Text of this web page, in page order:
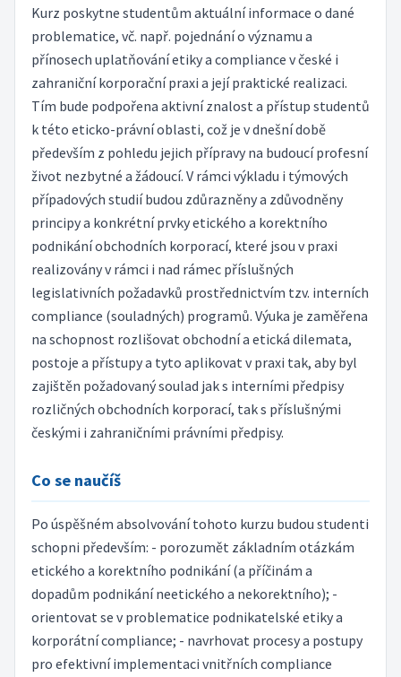
Kurz poskytne studentům aktuální informace o dané
problematice, vč. např. pojednání o významu a
přínosech uplatňování etiky a compliance v české i
zahraniční korporační praxi a její praktické realizaci.
Tím bude podpořena aktivní znalost a přístup studentů
k této eticko-právní oblasti, což je v dnešní době
především z pohledu jejich přípravy na budoucí profesní
život nezbytné a žádoucí. V rámci výkladu i týmových
případových studií budou zdůrazněny a zdůvodněny
principy a konkrétní prvky etického a korektního
podnikání obchodních korporací, které jsou v praxi
realizovány v rámci i nad rámec příslušných
legislativních požadavků prostřednictvím tzv. interních
compliance (souladných) programů. Výuka je zaměřena
na schopnost rozlišovat obchodní a etická dilemata,
postoje a přístupy a tyto aplikovat v praxi tak, aby byl
zajištěn požadovaný soulad jak s interními předpisy
rozličných obchodních korporací, tak s příslušnými
českými i zahraničními právními předpisy.
Co se naučíš
Po úspěšném absolvování tohoto kurzu budou studenti
schopni především: - porozumět základním otázkám
etického a korektního podnikání (a příčinám a
dopadům podnikání neetického a nekorektního); -
orientovat se v problematice podnikatelské etiky a
korporátní compliance; - navrhovat procesy a postupy
pro efektivní implementaci vnitřních compliance